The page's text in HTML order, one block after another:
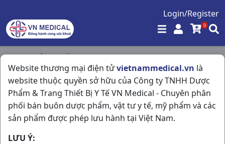
Login/Register
0
Website thương mại điện tửvietnammedical.vn là
website thuộc quyền sở hữu của Công ty TNHH Dược
Phẩm & Trang Thiết Bị Y Tế VN Medical - Chuyên phân
phối bán buôn dược phẩm, vật tư y tế, mỹ phẩm và các
sản phẩm được phép lưu hành tại Việt Nam.
LƯU Ý:
Trang chủ / Mắt - Tai - Mũi - Họng /
Tears Naturale Ii C15ml Alcon